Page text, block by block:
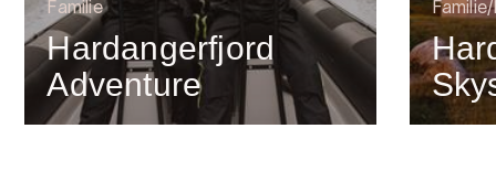
Familie
Hardangerfjord
Adventure